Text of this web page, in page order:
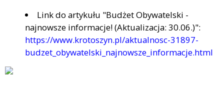
Link do artykułu "Budżet Obywatelski -
najnowsze informacje! (Aktualizacja: 30.06.)":
https://www.krotoszyn.pl/aktualnosc-31897-
budzet_obywatelski_najnowsze_informacje.html